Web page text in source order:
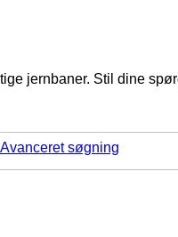
jernbaner. Stil dine
Avanceret søgning